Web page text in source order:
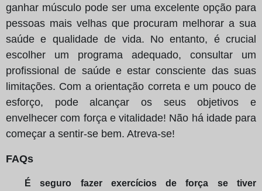
ganhar músculo pode ser uma excelente opção para
pessoas mais velhas que procuram melhorar a sua
saúde e qualidade de vida. No entanto, é crucial
escolher um programa adequado, consultar um
profissional de saúde e estar consciente das suas
limitações. Com a orientação correta e um pouco de
esforço, pode alcançar os seus objetivos e
envelhecer com força e vitalidade! Não há idade para
começar a sentir-se bem. Atreva-se!
FAQs
É seguro fazer exercícios de força se tiver